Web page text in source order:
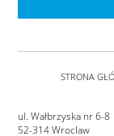
ul. Wałbrzyska nr 6-8
52-314 Wroclaw
STRONA